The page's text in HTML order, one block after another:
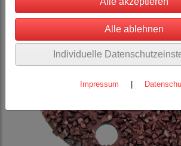
Individuelle
Impressum